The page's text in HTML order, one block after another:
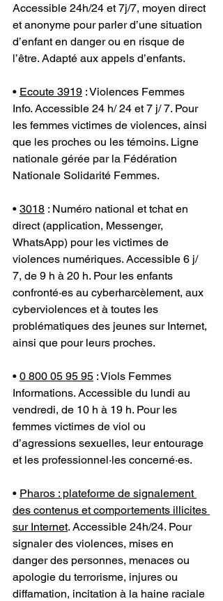
Accessible 24h/24 et 7j/7, moyen direct
et anonyme pour parler d’une situation
d’enfant en danger ou en risque de
l’être. Adapté aux appels d’enfants.
• Ecoute 3919 : Violences Femmes
Info. Accessible 24 h/ 24 et 7 j/ 7. Pour
les femmes victimes de violences, ainsi
que les proches ou les témoins. Ligne
nationale gérée par la Fédération
Nationale Solidarité Femmes.
• 3018 : Numéro national et tchat en
direct (application, Messenger,
WhatsApp) pour les victimes de
violences numériques. Accessible 6 j/
7, de 9 h à 20 h. Pour les enfants
confronté·es au cyberharcèlement, aux
cyberviolences et à toutes les
problématiques des jeunes sur Internet,
ainsi que pour leurs proches.
• 0 800 05 95 95 : Viols Femmes
Informations. Accessible du lundi au
vendredi, de 10 h à 19 h. Pour les
femmes victimes de viol ou
d’agressions sexuelles, leur entourage
et les professionnel·les concerné·es.
• Pharos : plateforme de signalement
des contenus et comportements illicites
sur Internet. Accessible 24h/24. Pour
signaler des violences, mises en
danger des personnes, menaces ou
apologie du terrorisme, injures ou
diffamation, incitation à la haine raciale